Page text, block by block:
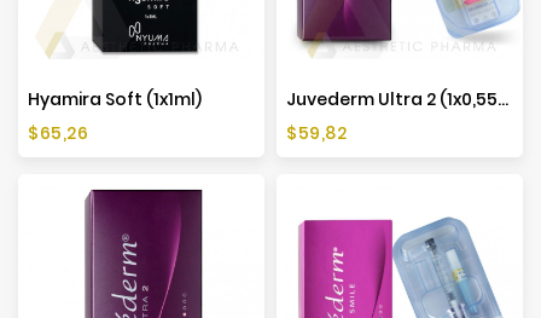
Hyamira Soft (1x1ml)
Cena
$65,26
Juvederm Ultra 2 (1x0,55ml)
Cena
$59,82